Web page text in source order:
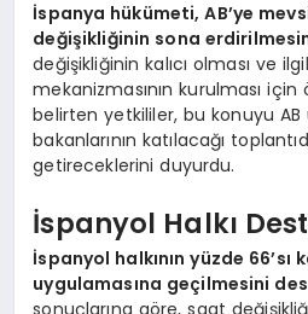
İspanya hükümeti, AB’ye
değişikliğinin sona
değişikliğinin kalıcı olması ve
mekanizmasının kurulması için
belirten yetkililer, bu konuyu AB
bakanlarının katılacağı
getireceklerini duyurdu.
İspanyol Halkı
İspanyol halkının yüzde 66’sı
uygulamasına geçilmesini